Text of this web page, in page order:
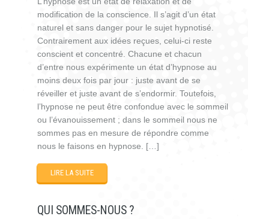
modification de la conscience. Il s’agit d’un état
naturel et sans danger pour le sujet hypnotisé.
Contrairement aux idées reçues, celui-ci reste
conscient et concentré. Chacune et chacun
d’entre nous expérimente un état d’hypnose au
moins deux fois par jour : juste avant de se
réveiller et juste avant de s’endormir. Toutefois,
l’hypnose ne peut être confondue avec le sommeil
ou l’évanouissement ; dans le sommeil nous ne
sommes pas en mesure de répondre comme
nous le faisons en hypnose. […]
LIRE LA SUITE
QUI SOMMES-NOUS ?